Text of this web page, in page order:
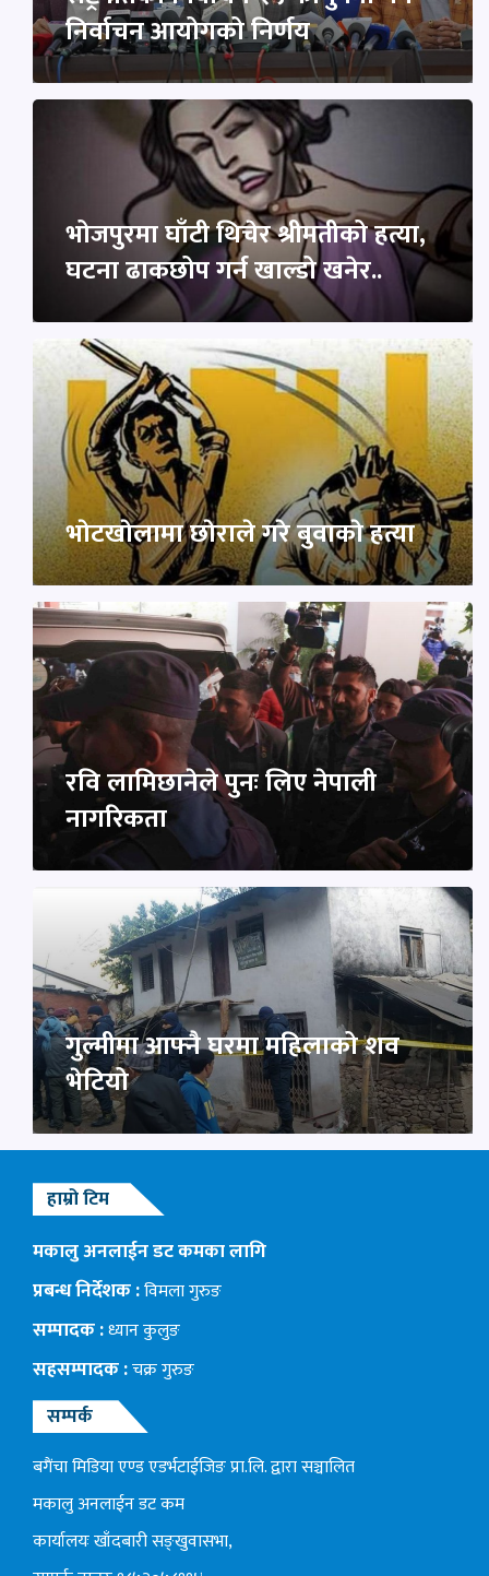
निर्वाचन आयोगको निर्णय
भोजपुरमा घाँटी थिचेर श्रीमतीको हत्या,
घटना ढाकछोप गर्न खाल्डो खनेर..
भाेटखाेलामा छाेराले गरे बुवाकाे हत्या
रवि लामिछानेले पुनः लिए नेपाली
नागरिकता
गुल्मीमा आफ्नै घरमा महिलाको शव
भेटियो
हाम्रो टिम
मकालु अनलाईन डट कमका लागि
प्रबन्ध निर्देशक :विमला गुरुङ
सम्पादक :ध्यान कुलुङ
सहसम्पादक :चक्र गुरुङ
सम्पर्क
बगैंचा मिडिया एण्ड एडर्भटाईजिङ प्रा.लि. द्वारा सञ्चालित
मकालु अनलाईन डट कम
कार्यालयः खाँदबारी सङ्खुवासभा,